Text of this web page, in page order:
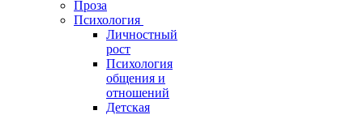
Проза
Психология
Личностный
рост
Психология
общения и
отношений
Детская